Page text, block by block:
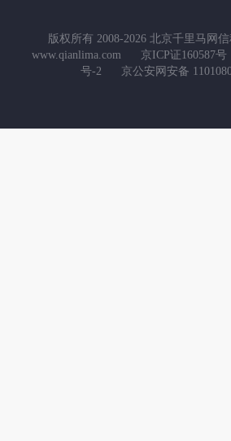
版权所有 2008-2026 北京千里马网
www.qianlima.com
京ICP证160587号
号-2
京公安网安备